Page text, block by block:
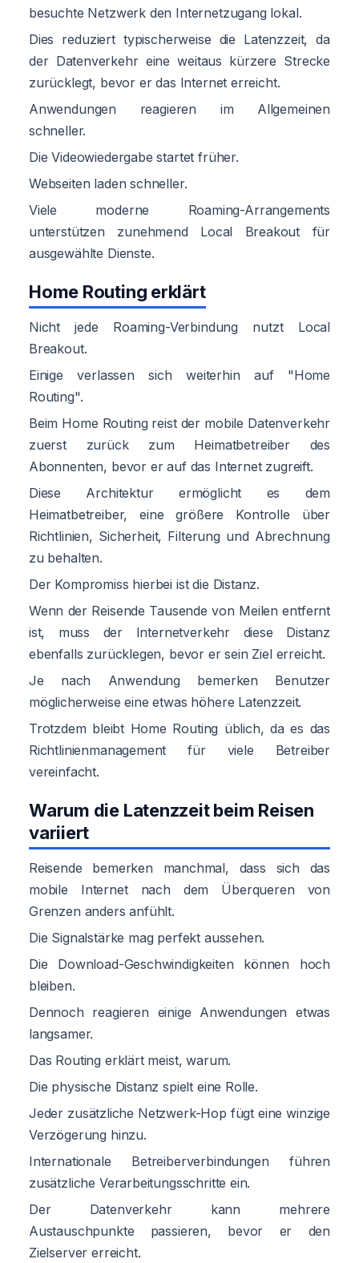
besuchte Netzwerk den Internetzugang lokal.
Dies reduziert typischerweise die Latenzzeit, da
der Datenverkehr eine weitaus kürzere Strecke
zurücklegt, bevor er das Internet erreicht.
Anwendungen reagieren im Allgemeinen
schneller.
Die Videowiedergabe startet früher.
Webseiten laden schneller.
Viele moderne Roaming-Arrangements
unterstützen zunehmend Local Breakout für
ausgewählte Dienste.
Home Routing erklärt
Nicht jede Roaming-Verbindung nutzt Local
Breakout.
Einige verlassen sich weiterhin auf "Home
Routing".
Beim Home Routing reist der mobile Datenverkehr
zuerst zurück zum Heimatbetreiber des
Abonnenten, bevor er auf das Internet zugreift.
Diese Architektur ermöglicht es dem
Heimatbetreiber, eine größere Kontrolle über
Richtlinien, Sicherheit, Filterung und Abrechnung
zu behalten.
Der Kompromiss hierbei ist die Distanz.
Wenn der Reisende Tausende von Meilen entfernt
ist, muss der Internetverkehr diese Distanz
ebenfalls zurücklegen, bevor er sein Ziel erreicht.
Je nach Anwendung bemerken Benutzer
möglicherweise eine etwas höhere Latenzzeit.
Trotzdem bleibt Home Routing üblich, da es das
Richtlinienmanagement für viele Betreiber
vereinfacht.
Warum die Latenzzeit beim Reisen
variiert
Reisende bemerken manchmal, dass sich das
mobile Internet nach dem Überqueren von
Grenzen anders anfühlt.
Die Signalstärke mag perfekt aussehen.
Die Download-Geschwindigkeiten können hoch
bleiben.
Dennoch reagieren einige Anwendungen etwas
langsamer.
Das Routing erklärt meist, warum.
Die physische Distanz spielt eine Rolle.
Jeder zusätzliche Netzwerk-Hop fügt eine winzige
Verzögerung hinzu.
Internationale Betreiberverbindungen führen
zusätzliche Verarbeitungsschritte ein.
Der Datenverkehr kann mehrere
Austauschpunkte passieren, bevor er den
Zielserver erreicht.